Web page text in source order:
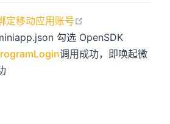
定移动应用账号
勾选 OpenSDK
调用成功，即唤起微